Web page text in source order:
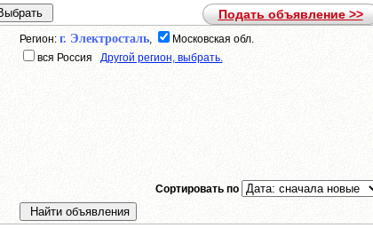
Подать объявление >>
Регион: г. Электросталь,
Московская обл.
вся Россия Другой регион, выбрать.
Сортировать по